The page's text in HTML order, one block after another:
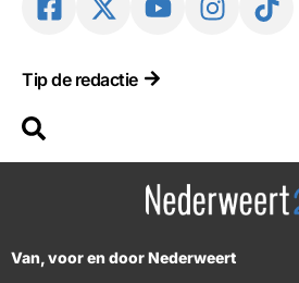
Tip de redactie
Van, voor en door Nederweert